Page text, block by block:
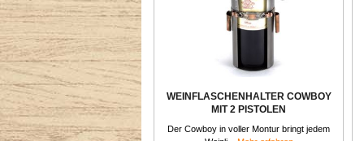
WEINFLASCHENHALTER COWBOY
MIT 2 PISTOLEN
Der Cowboy in voller Montur bringt jedem